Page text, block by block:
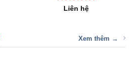
Rated 5.00
Liên hệ
Xem thêm →